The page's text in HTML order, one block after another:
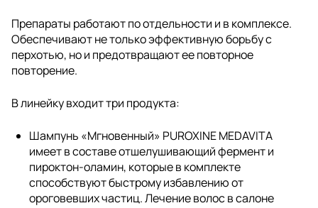
Препараты работают по отдельности и в комплексе.
Обеспечивают не только эффективную борьбу с
перхотью, но и предотвращают ее повторное
повторение.
В линейку входит три продукта:
Шампунь «Мгновенный» PUROXINE MEDAVITA
имеет в составе отшелушивающий фермент и
пироктон-оламин, которые в комплекте
способствуют быстрому избавлению от
ороговевших частиц. Лечение волос в салоне